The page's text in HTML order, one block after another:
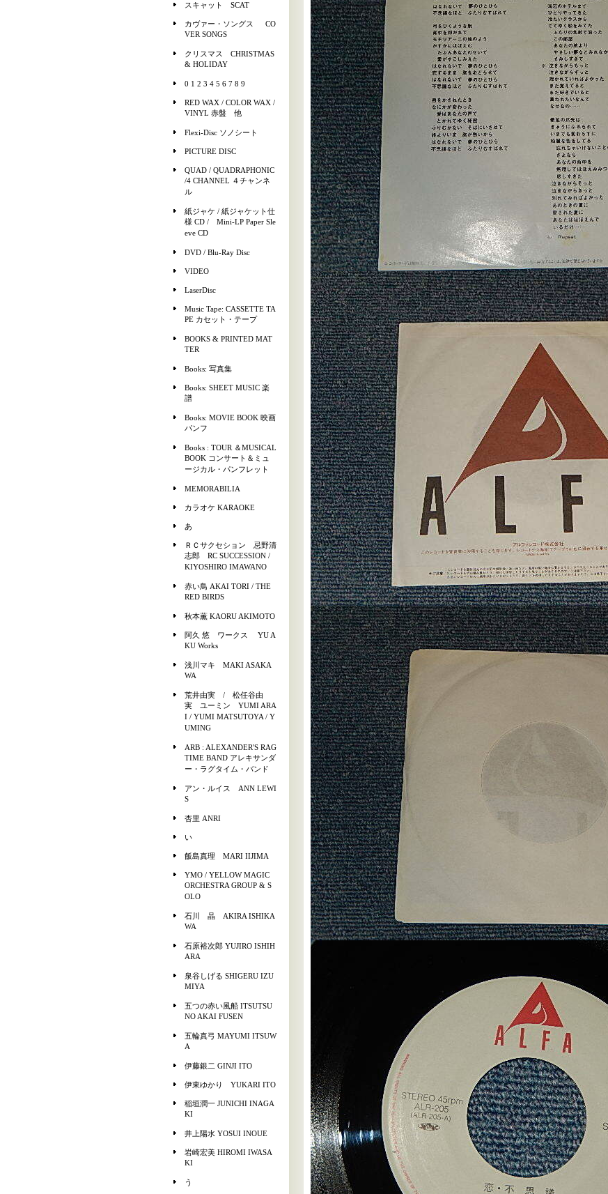
スキャット SCAT
カヴァー・ソングス CO
VER SONGS
クリスマス CHRISTMAS
& HOLIDAY
0 1 2 3 4 5 6 7 8 9
RED WAX / COLOR WAX /
VINYL 赤盤 他
Flexi-Disc ソノシート
PICTURE DISC
QUAD / QUADRAPHONIC
/4 CHANNEL ４チャンネ
ル
紙ジャケ / 紙ジャケット仕
様 CD / Mini-LP Paper Sle
eve CD
DVD / Blu-Ray Disc
VIDEO
LaserDisc
Music Tape: CASSETTE TA
PE カセット・テープ
BOOKS & PRINTED MAT
TER
Books: 写真集
Books: SHEET MUSIC 楽
譜
Books: MOVIE BOOK 映画
パンフ
Books : TOUR ＆MUSICAL
BOOK コンサート＆ミュ
ージカル・パンフレット
MEMORABILIA
カラオケ KARAOKE
あ
ＲＣサクセション 忌野清
志郎 RC SUCCESSION /
KIYOSHIRO IMAWANO
赤い鳥 AKAI TORI / THE
RED BIRDS
秋本薫 KAORU AKIMOTO
阿久 悠 ワークス YU A
KU Works
浅川マキ MAKI ASAKA
WA
荒井由実 / 松任谷由
実 ユーミン YUMI ARA
I / YUMI MATSUTOYA / Y
UMING
ARB : ALEXANDER'S RAG
TIME BAND アレキサンダ
ー・ラグタイム・バンド
アン・ルイス ANN LEWI
S
杏里 ANRI
い
飯島真理 MARI IIJIMA
YMO / YELLOW MAGIC
ORCHESTRA GROUP & S
OLO
石川 晶 AKIRA ISHIKA
WA
石原裕次郎 YUJIRO ISHIH
ARA
泉谷しげる SHIGERU IZU
MIYA
五つの赤い風船 ITSUTSU
NO AKAI FUSEN
五輪真弓 MAYUMI ITSUW
A
伊藤銀二 GINJI ITO
伊東ゆかり YUKARI ITO
稲垣潤一 JUNICHI INAGA
KI
井上陽水 YOSUI INOUE
岩崎宏美 HIROMI IWASA
KI
う